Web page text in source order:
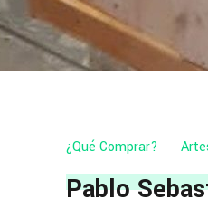
¿Qué Comprar?
Pablo